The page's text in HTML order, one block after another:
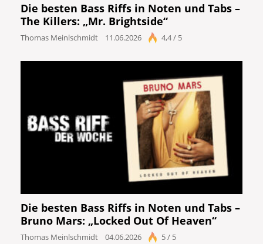
Die besten Bass Riffs in Noten und Tabs –
The Killers: „Mr. Brightside“
Thomas Meinlschmidt 11.06.2026 4,4 / 5
Die besten Bass Riffs in Noten und Tabs –
Bruno Mars: „Locked Out Of Heaven“
Thomas Meinlschmidt 04.06.2026 5 / 5